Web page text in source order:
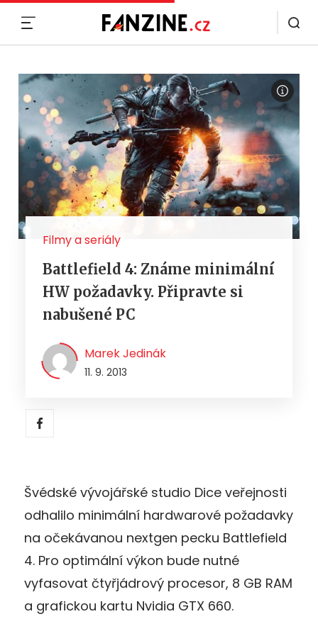
Filmy a seriály
Battlefield 4: Známe minimální
HW požadavky. Připravte si
nabušené PC
Marek Jedinák
11. 9. 2013
Švédské vývojářské studio Dice veřejnosti
odhalilo minimální hardwarové požadavky
na očekávanou nextgen pecku Battlefield
4. Pro optimální výkon bude nutné
vyfasovat čtyřjádrový procesor, 8 GB RAM
a grafickou kartu Nvidia GTX 660.